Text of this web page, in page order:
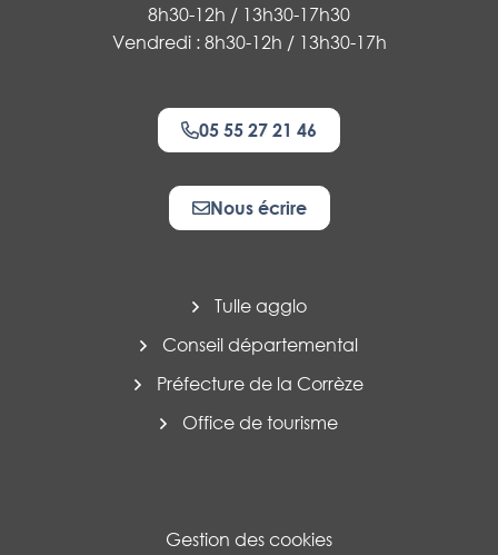
8h30-12h / 13h30-17h30
Vendredi : 8h30-12h / 13h30-17h
05 55 27 21 46
Nous écrire
Tulle agglo
Conseil départemental
Préfecture de la Corrèze
Office de tourisme
Gestion des cookies